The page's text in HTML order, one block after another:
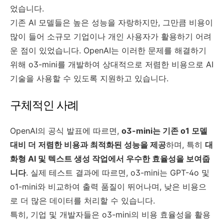
었습니다.
기존 AI 모델들은 높은 성능을 자랑하지만, 그만큼 비용이
많이 들어 소규모 기업이나 개인 사용자가 활용하기 어려
운 점이 있었습니다. OpenAI는 이러한 문제를 해결하기
위해 o3-mini를 개발하여 상대적으로 저렴한 비용으로 AI
기술을 사용할 수 있도록 지원하고 있습니다.
구체적인 사례
OpenAI의 공식 발표에 따르면, o3-mini는 기존 o1 모델
대비 더 저렴한 비용과 최적화된 성능을 제공하며, 특히 대
화형 AI 및 텍스트 생성 작업에서 우수한 효율성을 보여줍
니다. 실제 테스트 결과에 따르면, o3-mini는 GPT-4o 및
o1-mini와 비교하여 출력 품질이 뛰어나며, 낮은 비용으
로 더 많은 데이터를 처리할 수 있습니다.
특히, 기업 및 개발자들은 o3-mini의 비용 효율성을 활용